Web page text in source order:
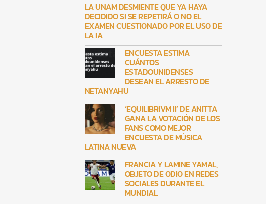
LA UNAM DESMIENTE QUE YA HAYA
DECIDIDO SI SE REPETIRÁ O NO EL
EXAMEN CUESTIONADO POR EL USO DE
LA IA
ENCUESTA ESTIMA
CUÁNTOS
ESTADOUNIDENSES
DESEAN EL ARRESTO DE
NETANYAHU
‘EQUILIBRIVM II’ DE ANITTA
GANA LA VOTACIÓN DE LOS
FANS COMO MEJOR
ENCUESTA DE MÚSICA
LATINA NUEVA
FRANCIA Y LAMINE YAMAL,
OBJETO DE ODIO EN REDES
SOCIALES DURANTE EL
MUNDIAL